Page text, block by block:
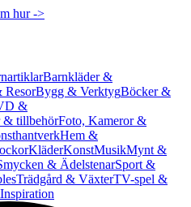
hur ->
Barnkläder &
ResorBygg & VerktygBöcker &
&
& tillbehörFoto, Kameror &
Hem &
KläderKonstMusikMynt &
& ÄdelstenarSport &
Trädgård & VäxterTV-spel &
Inspiration